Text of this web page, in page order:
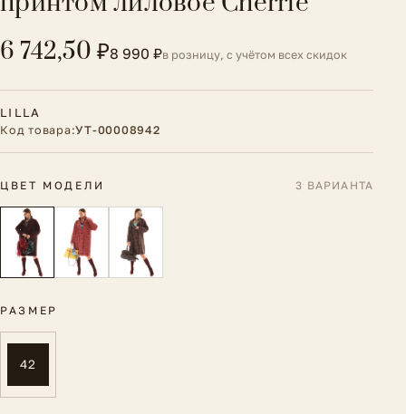
6 742,50 ₽8 990 ₽в розницу, с учётом всех скидок
LILLA
Код товара:УТ-00008942
ЦВЕТ МОДЕЛИ 3 ВАРИАНТА
РАЗМЕР
42